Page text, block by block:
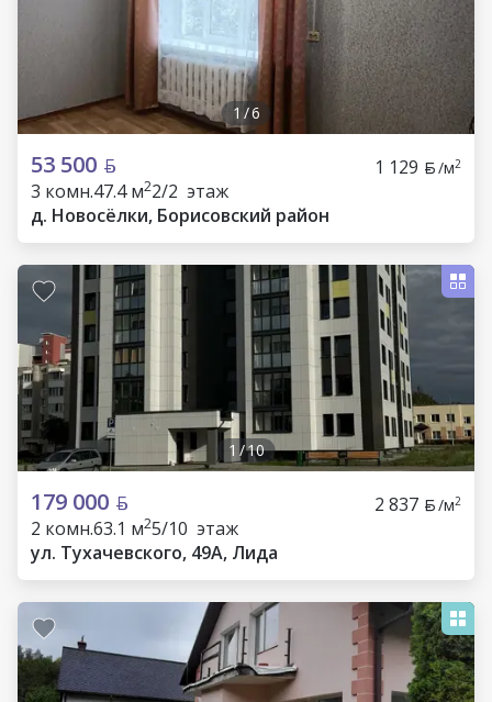
1 /6
53 500 1 129 /м2
3 комн.47.4 м22/2 этаж
д. Новосёлки, Борисовский район
1 /10
179 000 2 837 /м2
2 комн.63.1 м25/10 этаж
ул. Тухачевского, 49А, Лида